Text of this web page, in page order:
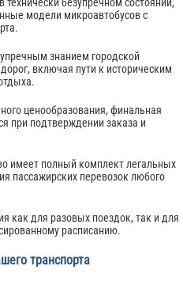
безупречном состоянии,
модели микроавтобусов с
знанием городской
включая пути к историческим
ценообразования, финальная
при подтверждении заказа и
имеет полный комплект легальных
пассажирских перевозок любого
как для разовых поездок, так и для
расписанию.
транспорта